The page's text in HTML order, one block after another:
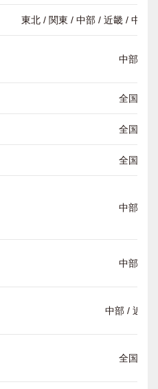
東北 / 関東 / 中部 / 近畿 / 中国
中部
全国
全国
全国
中部
中部
中部 / 近畿
全国